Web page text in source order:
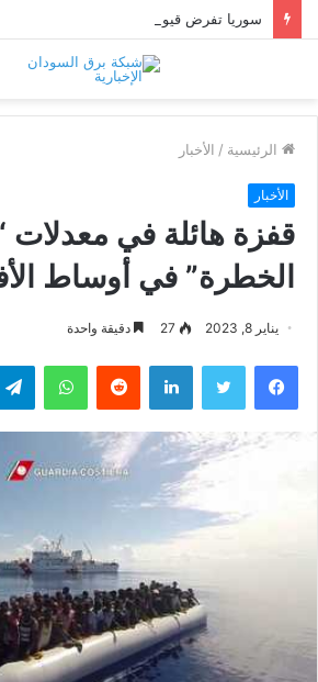
الرئيسية / الأخبار
الأخبار
قفزة هائلة في معدلات
الخطرة” في أوساط
يناير 8, 2023 27 دقيقة واحدة
فيسبوك تويتر لينكدإن واتساب